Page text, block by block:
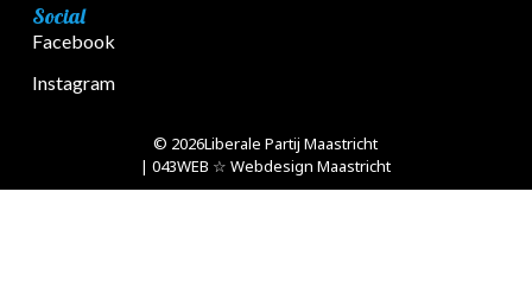
Social
Facebook
Instagram
© 2026Liberale Partij Maastricht
| 043WEB ☆ Webdesign Maastricht